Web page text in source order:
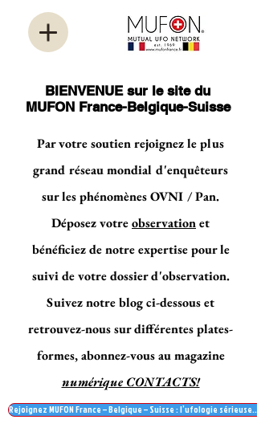
BIENVENUE sur le site du
MUFON France-Belgique-Suisse
Par votre soutien rejoignez le plus
grand réseau mondial d'enquêteurs
sur les phénomènes OVNI / Pan.
Déposez votreobservationet
bénéficiez de notre expertise pour le
suivi de votre dossier d'observation.
Suivez notre blog ci-dessous et
retrouvez-nous sur différentes plates-
formes, abonnez-vous au magazine
numérique CONTACTS!
Rejoignez MUFON France – Belgique – Suisse : l’ufologie